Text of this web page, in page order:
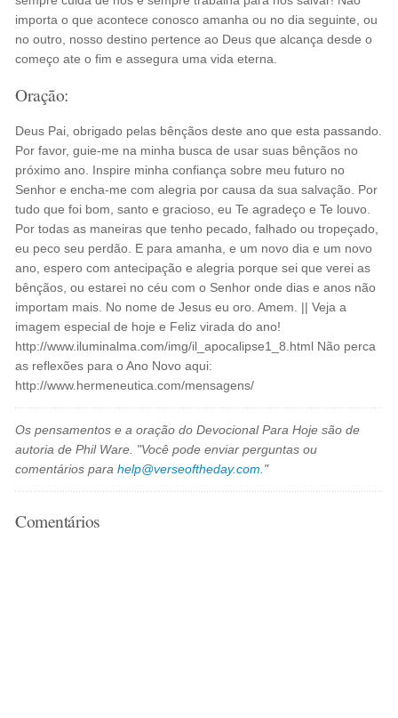
importa o que acontece conosco amanha ou no dia seguinte, ou
no outro, nosso destino pertence ao Deus que alcança desde o
começo ate o fim e assegura uma vida eterna.
Oração:
Deus Pai, obrigado pelas bênçãos deste ano que esta passando.
Por favor, guie-me na minha busca de usar suas bênçãos no
próximo ano. Inspire minha confiança sobre meu futuro no
Senhor e encha-me com alegria por causa da sua salvação. Por
tudo que foi bom, santo e gracioso, eu Te agradeço e Te louvo.
Por todas as maneiras que tenho pecado, falhado ou tropeçado,
eu peco seu perdão. E para amanha, e um novo dia e um novo
ano, espero com antecipação e alegria porque sei que verei as
bênçãos, ou estarei no céu com o Senhor onde dias e anos não
importam mais. No nome de Jesus eu oro. Amem. || Veja a
imagem especial de hoje e Feliz virada do ano!
http://www.iluminalma.com/img/il_apocalipse1_8.html Não perca
as reflexões para o Ano Novo aqui:
http://www.hermeneutica.com/mensagens/
Os pensamentos e a oração do Devocional Para Hoje são de
autoria de Phil Ware. "Você pode enviar perguntas ou
comentários parahelp@verseoftheday.com ."
Comentários